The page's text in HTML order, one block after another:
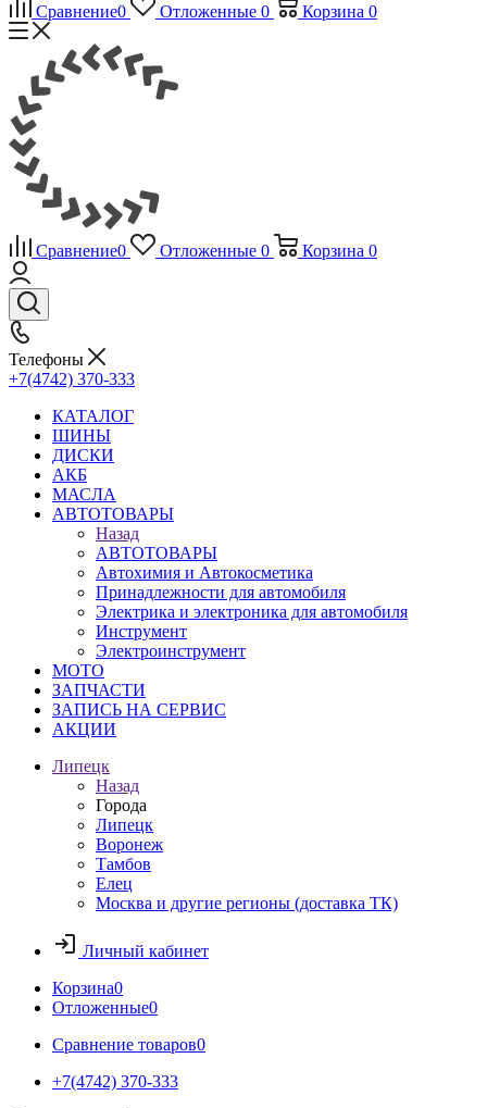
Сравнение0 Отложенные 0 Корзина 0
Сравнение0 Отложенные 0 Корзина 0
Телефоны
+7(4742) 370-333
КАТАЛОГ
ШИНЫ
ДИСКИ
АКБ
МАСЛА
АВТОТОВАРЫ
Назад
АВТОТОВАРЫ
Автохимия и Автокосметика
Принадлежности для автомобиля
Электрика и электроника для автомобиля
Инструмент
Электроинструмент
МОТО
ЗАПЧАСТИ
ЗАПИСЬ НА СЕРВИС
АКЦИИ
Липецк
Назад
Города
Липецк
Воронеж
Тамбов
Елец
Москва и другие регионы (доставка ТК)
Личный кабинет
Корзина0
Отложенные0
Сравнение товаров0
+7(4742) 370-333